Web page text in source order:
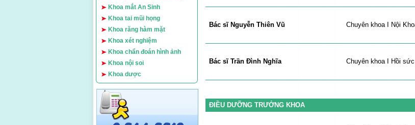
Khoa mắt An Sinh
Khoa tai mũi họng
Khoa răng hàm mặt
Khoa xét nghiệm
Khoa chẩn đoán hình ảnh
Khoa nội soi
Khoa dược
Bác sĩ Nguyễn Thiên Vũ Chuyên khoa I Nội
Bác sĩ Trần Đình Nghĩa Chuyên khoa I Hồi
ĐIỀU DƯỠNGTRƯỞNG KHOA